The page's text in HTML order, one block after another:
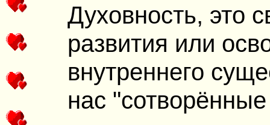
Духовность, это
развития или
внутреннего
нас